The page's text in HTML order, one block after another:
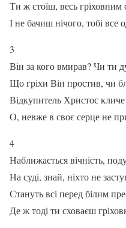
Ти ж стоїш, весь
І не бачиш нічого, тобі все
3
Він за кого вмирав? Чи ти
Що гріхи Він простив, чи
Відкупитель Христос
О, невже в своє серце не
4
Наближається вічність,
На суді, знай, ніхто не
Стануть всі перед білим
Де ж тоді ти сховаєш